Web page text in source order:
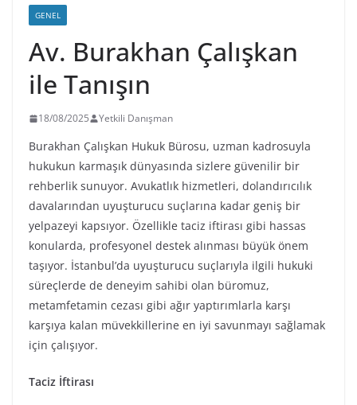
GENEL
Av. Burakhan Çalışkan
ile Tanışın
18/08/2025 Yetkili Danışman
Burakhan Çalışkan Hukuk Bürosu, uzman kadrosuyla
hukukun karmaşık dünyasında sizlere güvenilir bir
rehberlik sunuyor. Avukatlık hizmetleri, dolandırıcılık
davalarından uyuşturucu suçlarına kadar geniş bir
yelpazeyi kapsıyor. Özellikle taciz iftirası gibi hassas
konularda, profesyonel destek alınması büyük önem
taşıyor. İstanbul’da uyuşturucu suçlarıyla ilgili hukuki
süreçlerde de deneyim sahibi olan büromuz,
metamfetamin cezası gibi ağır yaptırımlarla karşı
karşıya kalan müvekkillerine en iyi savunmayı sağlamak
için çalışıyor.
Taciz İftirası